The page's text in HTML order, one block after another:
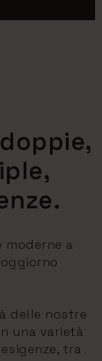
moderne a
delle nostre
una varietà
tra